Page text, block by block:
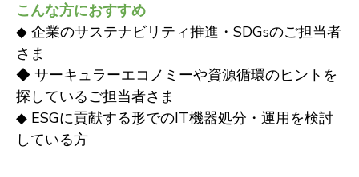
こんな方におすすめ
◆ 企業のサステナビリティ推進・SDGsのご担当者
さま
◆ サーキュラーエコノミーや資源循環のヒントを
探しているご担当者さま
◆ ESGに貢献する形でのIT機器処分・運用を検討
している方